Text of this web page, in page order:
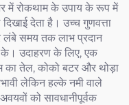
भर में रोकथाम के उपाय के रूप में
देता है। उच्च गुणवत्ता
लंबे समय तक लाभ प्रदान
के। उदाहरण के लिए, एक
का तेल, कोको बटर और थोड़ा
लेकिन हल्के नमी वाले
को सावधानीपूर्वक